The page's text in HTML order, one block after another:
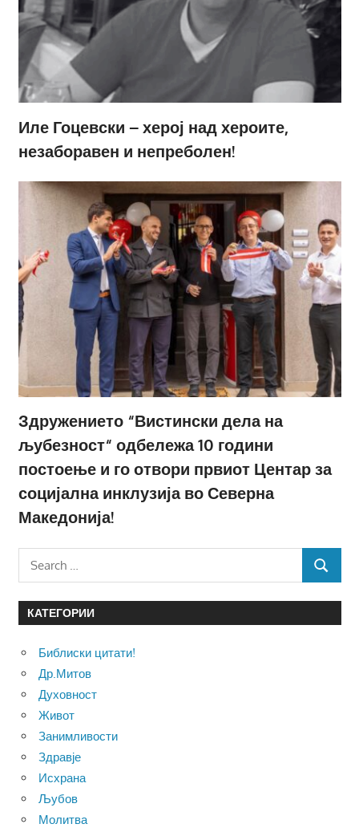
Иле Гоцевски – херој над хероите,
незаборавен и непреболен!
Здружението “Вистински дела на
љубезност“ одбележа 10 години
постоење и го отвори првиот Центар за
социјална инклузија во Северна
Македонија!
Search
for:
SEARCH
КАТЕГОРИИ
Библиски цитати!
Др.Митов
Духовност
Живот
Занимливости
Здравје
Исхрана
Љубов
Молитва